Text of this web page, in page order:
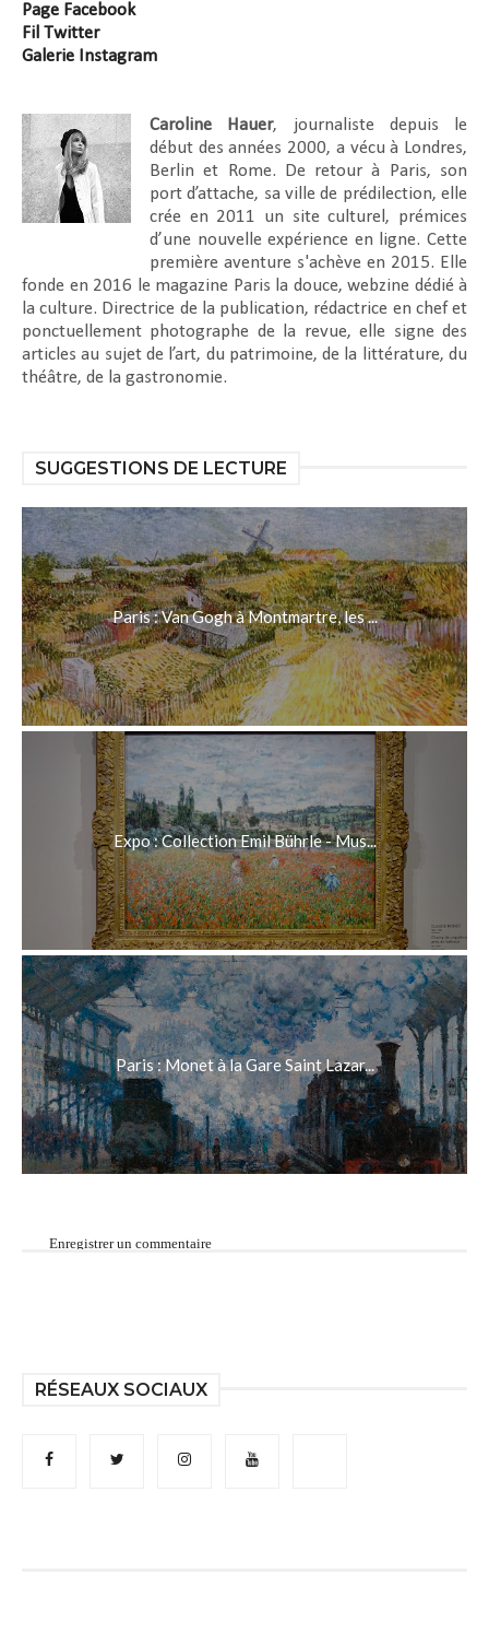
Page Facebook
Fil Twitter
Galerie Instagram
Caroline Hauer, journaliste depuis le
début des années 2000, a vécu à Londres,
Berlin et Rome. De retour à Paris, son
port d’attache, sa ville de prédilection, elle
crée en 2011 un site culturel, prémices
d’une nouvelle expérience en ligne. Cette
première aventure s'achève en 2015. Elle
fonde en 2016 le magazine Paris la douce, webzine dédié à
la culture. Directrice de la publication, rédactrice en chef et
ponctuellement photographe de la revue, elle signe des
articles au sujet de l’art, du patrimoine, de la littérature, du
théâtre, de la gastronomie.
SUGGESTIONS DE LECTURE
Paris : Van Gogh à Montmartre, les ...
Expo : Collection Emil Bührle - Mus...
Paris : Monet à la Gare Saint Lazar...
Enregistrer un commentaire
RÉSEAUX SOCIAUX